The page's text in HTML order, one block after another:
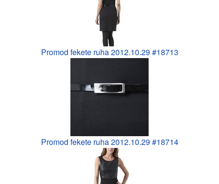
Promod fekete ruha 2012.10.29 #18713
Promod fekete ruha 2012.10.29 #18714